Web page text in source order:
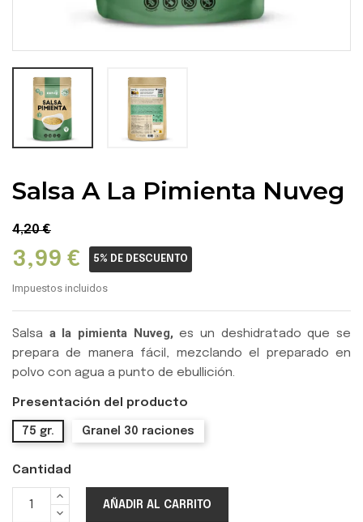
Salsa A La Pimienta Nuveg
4,20 €
3,99 € 5% DE DESCUENTO
Impuestos incluidos
Salsa a la pimienta Nuveg,es un deshidratado que se
prepara de manera fácil, mezclando el preparado en
polvo con agua a punto de ebullición.
Presentación del producto
75 gr. Granel 30 raciones
Cantidad
AÑADIR AL CARRITO